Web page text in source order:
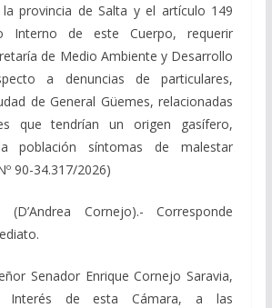
provincia de Salta y el artículo 149
Interno de este Cuerpo, requerir
de Medio Ambiente y Desarrollo
a denuncias de particulares,
de General Güemes, relacionadas
que tendrían un origen gasífero,
población síntomas de malestar
90-34.317/2026)
(D’Andrea Cornejo).- Corresponde
Enrique Cornejo Saravia,
Interés de esta Cámara, a las